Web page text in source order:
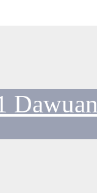
Dawuan